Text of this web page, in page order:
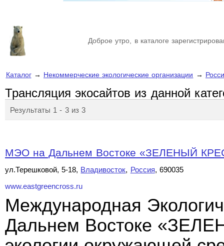
Доброе утро, в каталоге
Каталог→ Некоммерческие экологические организации →
Трансляция экосайтов из данной
Результаты 1 - 3 из 3
МЭО на Дальнем Востоке «ЗЕЛЕНЫЙ
ул.Терешковой, 5-18, Владивосток, Россия, 690035
www.eastgreencross.ru
Международная
Дальнем Востоке